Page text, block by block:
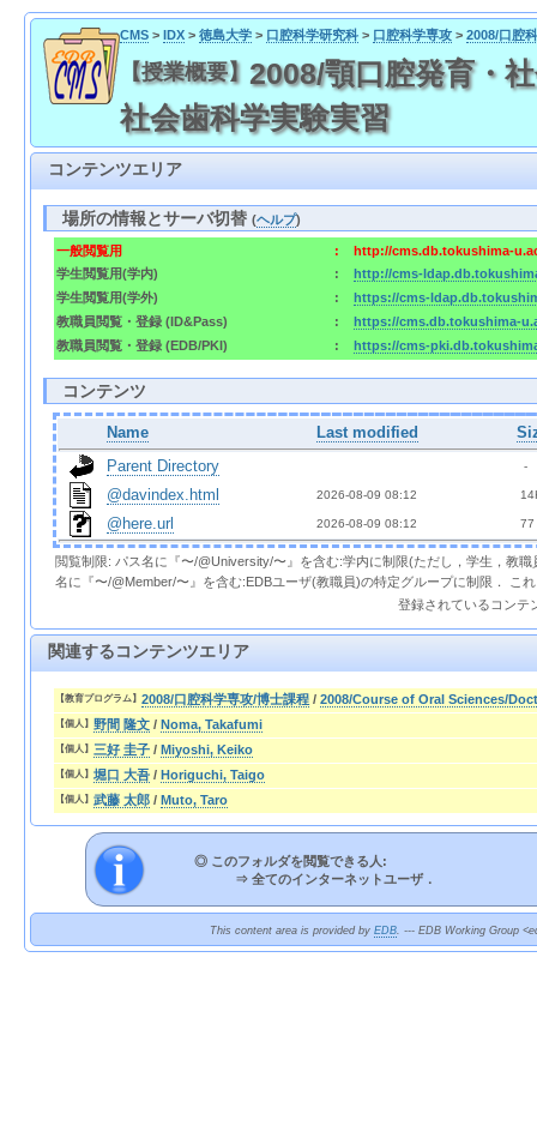
CMS> IDX> 徳島大学> 口腔科学研究科> 口腔科学専攻> 2008/口腔
【授業概要】 2008/顎口腔発育・
社会歯科学実験実習
コンテンツエリア
場所の情報とサーバ切替(ヘルプ)
一般閲覧用 :
http://cms.db.tokushima-
学生閲覧用(学内)
:
http://cms-
学生閲覧用(学外)
:
https://cms-
教職員閲覧・登録 (ID&Pass)
:
https://cms.db.tokushima-
教職員閲覧・登録 (EDB/PKI)
: https://cms-
コンテンツ
Name Last modified
Parent Directory
  -
@davindex.html 2026-08-09 08:12
@here.url 2026-08-09 08:12 77
閲覧制限: パス名に『〜/@University/〜』を含む:学内に制限(ただし，学生，教
名に『〜/@Member/〜』を含む:EDBユーザ(教職員)の特定グループに制限． こ
登録されているコンテ
関連するコンテンツエリア
【教育プログラム】 2008/口腔科学専攻/博士課程 / 2008/Course of Oral Sciences/
【個人】 野間 隆文 / Noma, Takafumi
【個人】 三好 圭子 / Miyoshi, Keiko
【個人】 堀口 大吾 / Horiguchi, Taigo
【個人】 武藤 太郎 / Muto, Taro
◎ このフォルダを閲覧できる人:
⇒ 全てのインターネットユーザ．
This content area is provided by EDB. --- EDB Working Group